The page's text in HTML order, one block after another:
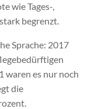
wie Tages-,
begrenzt.
Sprache: 2017
waren es nur noch
die